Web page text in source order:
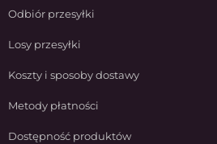
Odbiór przesyłki
Losy przesyłki
Koszty i sposoby dostawy
Metody płatności
Dostępność produktów